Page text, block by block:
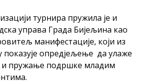
турнира пружила је и
управа Града Бијељина као
манифестације, који из
показује опредјељење да улаже
и пружање подршке младим